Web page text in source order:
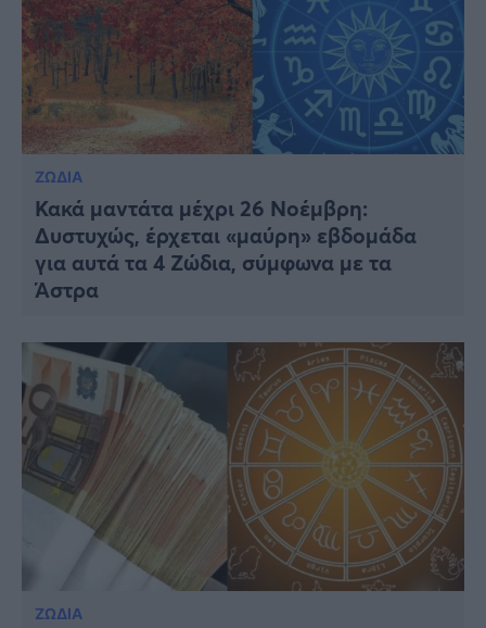
ΖΩΔΙΑ
Κακά μαντάτα μέχρι 26 Νοέμβρη:
Δυστυχώς, έρχεται «μαύρη» εβδομάδα
για αυτά τα 4 Ζώδια, σύμφωνα με τα
Άστρα
ΖΩΔΙΑ